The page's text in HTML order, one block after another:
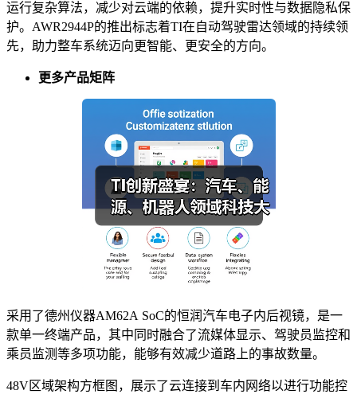
运行复杂算法，减少对云端的依赖，提升实时性与数据隐私保
护。AWR2944P的推出标志着TI在自动驾驶雷达领域的持续领
先，助力整车系统迈向更智能、更安全的方向。
更多产品矩阵
采用了德州仪器AM62A SoC的恒润汽车电子内后视镜，是一
款单一终端产品，其中同时融合了流媒体显示、驾驶员监控和
乘员监测等多项功能，能够有效减少道路上的事故数量。
48V区域架构方框图，展示了云连接到车内网络以进行功能控